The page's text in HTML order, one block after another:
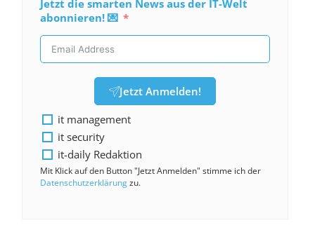
Jetzt die smarten News aus der IT-Welt
abonnieren! 💌
Jetzt Anmelden!
it management
it security
it-daily Redaktion
Mit Klick auf den Button "Jetzt Anmelden" stimme ich der
Datenschutzerklärungzu.